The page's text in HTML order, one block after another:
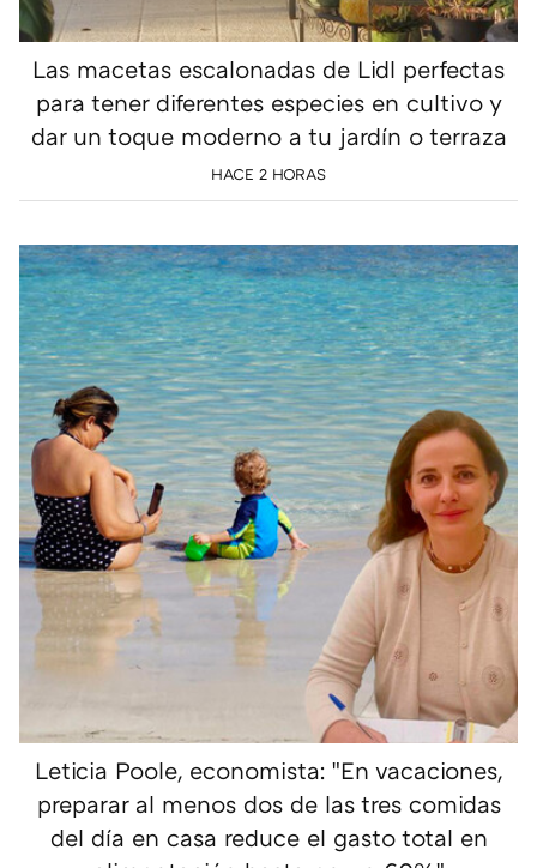
Las macetas escalonadas de Lidl perfectas
para tener diferentes especies en cultivo y
dar un toque moderno a tu jardín o terraza
HACE 2 HORAS
Leticia Poole, economista: "En vacaciones,
preparar al menos dos de las tres comidas
del día en casa reduce el gasto total en